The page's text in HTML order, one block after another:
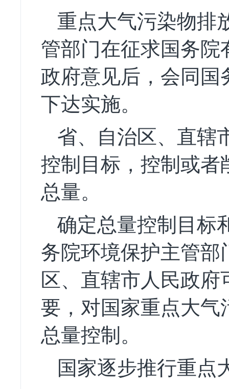
重点大气污染物排
管部门在征求国务
政府意见后，会同
下达实施。
省、自治区、直辖
控制目标，控制或者
总量。
确定总量控制目标
务院环境保护主管
区、直辖市人民政
要，对国家重点大气
总量控制。
国家逐步推行重点